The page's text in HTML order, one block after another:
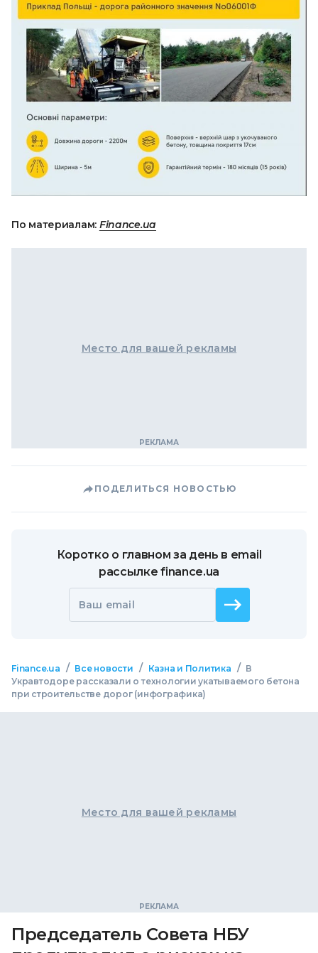
По материалам: Finance.ua
Место для вашей рекламы
ПОДЕЛИТЬСЯ НОВОСТЬЮ
Коротко о главном за день в email
рассылке finance.ua
Ваш email
Finance.ua / Все новости / Казна и Политика / В
Укравтодоре рассказали о технологии укатываемого бетона
при строительстве дорог (инфографика)
Место для вашей рекламы
Председатель Совета НБУ